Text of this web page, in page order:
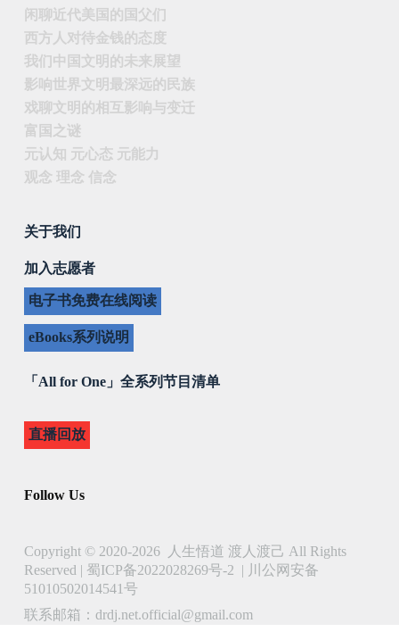
闲聊近代美国的国父们
西方人对待金钱的态度
我们中国文明的未来展望
影响世界文明最深远的民族
戏聊文明的相互影响与变迁
富国之谜
元认知 元心态 元能力
观念 理念 信念
关于我们
加入志愿者
电子书免费在线阅读
eBooks系列说明
「All for One」全系列节目清单
直播回放
Follow Us
Copyright © 2020-2026 人生悟道 渡人渡己 All Rights
Reserved | 蜀ICP备2022028269号-2 |
川公网安备
51010502014541号
联系邮箱：drdj.net.official@gmail.com